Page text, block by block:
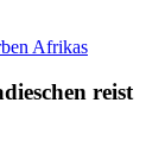
Afrikas
reist